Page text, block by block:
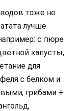
тоже не
лучше
с пюре
капусты,
для
с белком и
грибами +